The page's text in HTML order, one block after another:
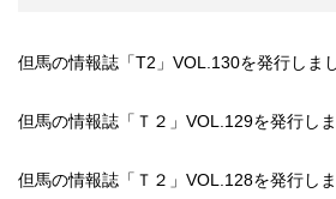
但馬の情報誌「T2」VOL.130を発行しま
但馬の情報誌「Ｔ２」VOL.129を発行し
但馬の情報誌「Ｔ２」VOL.128を発行し